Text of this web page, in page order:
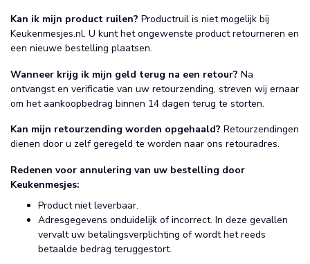
Kan ik mijn product ruilen? Productruil is niet mogelijk bij
Keukenmesjes.nl. U kunt het ongewenste product retourneren en
een nieuwe bestelling plaatsen.
Wanneer krijg ik mijn geld terug na een retour? Na
ontvangst en verificatie van uw retourzending, streven wij ernaar
om het aankoopbedrag binnen 14 dagen terug te storten.
Kan mijn retourzending worden opgehaald? Retourzendingen
dienen door u zelf geregeld te worden naar ons retouradres.
Redenen voor annulering van uw bestelling door
Keukenmesjes:
Product niet leverbaar.
Adresgegevens onduidelijk of incorrect. In deze gevallen
vervalt uw betalingsverplichting of wordt het reeds
betaalde bedrag teruggestort.